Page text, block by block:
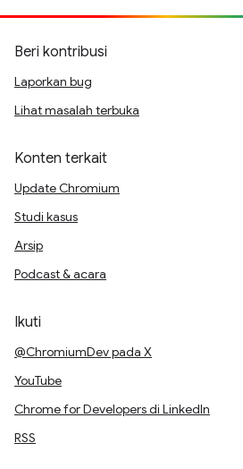
Beri kontribusi
Laporkan bug
Lihat masalah terbuka
Konten terkait
Update Chromium
Studi kasus
Arsip
Podcast & acara
Ikuti
@ChromiumDev pada X
YouTube
Chrome for Developers di LinkedIn
RSS